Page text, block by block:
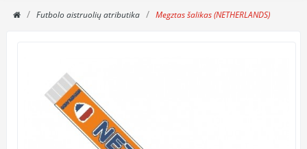
Futbolo aistruolių atributika Megztas šalikas (NETHERLANDS)